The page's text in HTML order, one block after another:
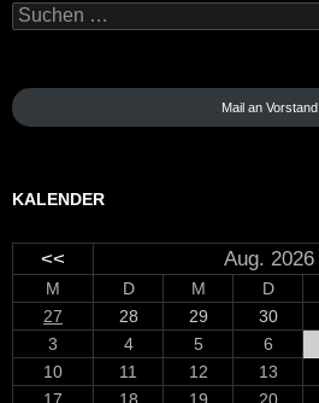
Suchen
nach:
Mail an Vorstand
KALENDER
<< Aug. 2026
M D M D
27
28 29 30
3
4 5 6
10
11 12 13